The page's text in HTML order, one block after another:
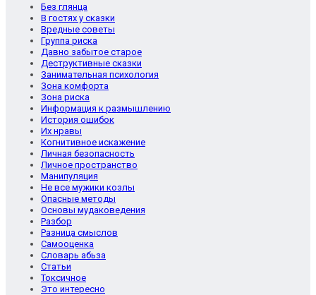
Без глянца
В гостях у сказки
Вредные советы
Группа риска
Давно забытое старое
Деструктивные сказки
Занимательная психология
Зона комфорта
Зона риска
Информация к размышлению
История ошибок
Их нравы
Когнитивное искажение
Личная безопасность
Личное пространство
Манипуляция
Не все мужики козлы
Опасные методы
Основы мудаковедения
Разбор
Разница смыслов
Самооценка
Словарь абьза
Статьи
Токсичное
Это интересно